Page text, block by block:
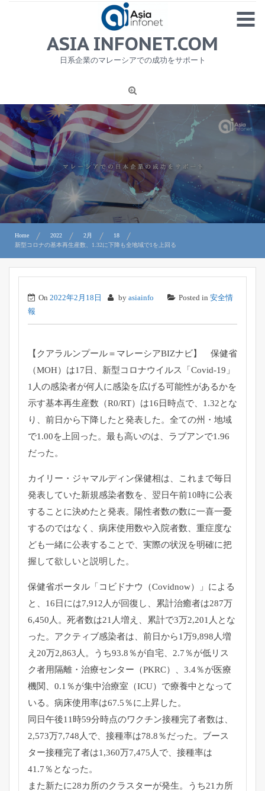
MENU
1
ニュース
労務サービス
プライバシーポリシー及び著作権について
お問合せ
ASIA INFONET.COM
日系企業のマレーシアでの成功をサポート
Home 2022 2月
18
新型コロナの基本再生産数、1.32に下降も全地域で1を上回る
On 2022年2月18日 by asiainfo Posted in 安全情
報
【クアラルンプール＝マレーシアBIZナビ】 保健省
（MOH）は17日、新型コロナウイルス「Covid-19」
1人の感染者が何人に感染を広げる可能性があるかを
示す基本再生産数（R0/RT）は16日時点で、1.32とな
り、 前日から下降したと発表した。全ての州・地域
で1.00を上回った。最も高いのは、ラブアンで1.96
だった。
カイリー・ジャマルディン保健相は、これまで毎日
発表していた新規感染者数を、翌日午前10時に公表
することに決めたと発表。
陽性者数の数に一喜一憂
するのではなく、病床使用数や入院者数、 重症度な
ども一緒に公表することで、 実際の状況を明確に把
握して欲しいと説明した。
保健省ポータル「コビドナウ（Covidnow）」による
と、16日には7,912人が回復し、累計治癒者は287万
6,450人。死者数は21人増え、累計で3万2,201人とな
った。アクティブ感染者は、前日から1万9,898人増
え20万2,863人。うち93.8％が自宅、2.7％が低リス
ク者用隔離・治療センター（PKRC）、3.4％が医療
機関、0.1％が集中治療室（ICU） で療養中となって
いる。病床使用率は67.5％に上昇した。
同日午後11時59分時点のワクチン接種完了者数は、
2,573万7,748人で、接種率は78.8％だった。 ブース
ター接種完了者は1,360万7,475人で、 接種率は
41.7％となった。
また新たに28カ所のクラスターが発生。
うち21カ所